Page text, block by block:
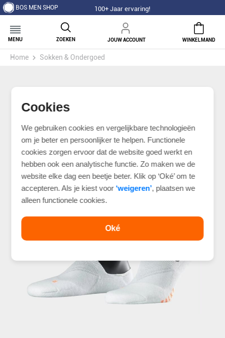
Cookies
We gebruiken cookies en vergelijkbare technologieën
om je beter en persoonlijker te helpen. Functionele
cookies zorgen ervoor dat de website goed werkt en
hebben ook een analytische functie. Zo maken we de
website elke dag een beetje beter. Klik op ‘Oké’ om te
accepteren. Als je kiest voor ‘weigeren’, plaatsen we
alleen functionele cookies.
Oké
BOS MEN SHOP 100+ Jaar ervaring!
MENU ZOEKEN JOUW ACCOUNT WINKELMAND
Home Sokken & Ondergoed